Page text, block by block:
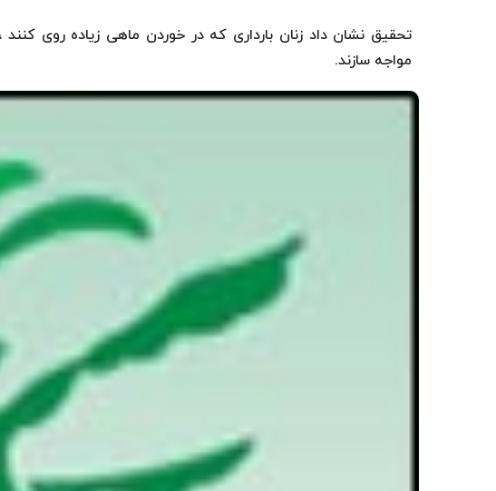
تحقیق نشان داد زنان بارداری كه در خوردن ماهی زیاده روی
مواجه سازند.